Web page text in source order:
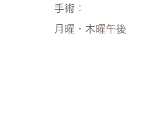
手術：
月曜・木曜午後